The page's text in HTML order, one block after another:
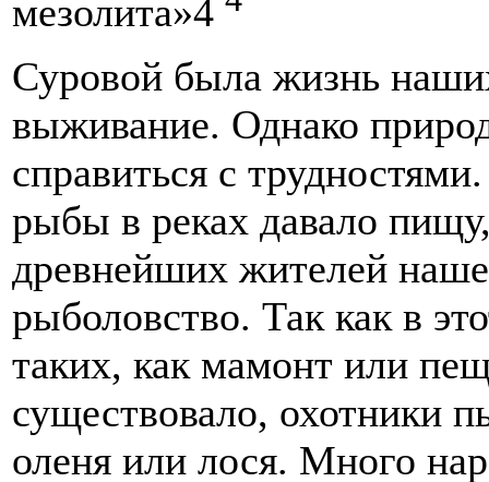
мезолита»4
Суровой была жизнь
выживание. Однако
справиться с
рыбы в реках давало
древнейших жителей
рыболовство. Так как в
таких, как мамонт или
существовало, охотники
оленя или лося. Много